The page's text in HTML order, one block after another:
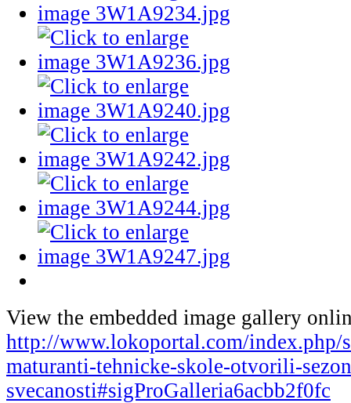
View the embedded image gallery
http://www.lokoportal.com/index.php/
maturanti-tehnicke-skole-otvorili-
svecanosti#sigProGalleria6acbb2f0fc